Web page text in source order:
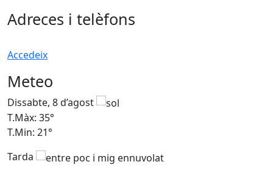
Adreces i telèfons
Accedeix
Meteo
Dissabte, 8 d’agost
T.Màx: 35°
T.Min: 21°
Tarda